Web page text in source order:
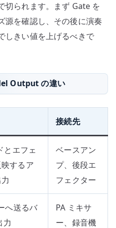
切られます。まず Gate を
源を確認し、その後に演奏
しきい値を上げるべきで
Output の違い
接続先
とエフェ
するア
ベースアン
プ、後段エ
フェクター
へ送るバ
力
PA ミキサ
ー、録音機